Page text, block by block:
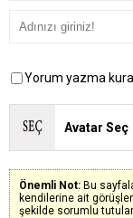
Yorum yazma
Avatar Seç
Önemli Not: Bu
kendilerine ait
şekilde sorumlu